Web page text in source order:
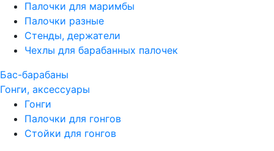
Палочки для маримбы
Палочки разные
Стенды, держатели
Чехлы для барабанных палочек
Бас-барабаны
Гонги, аксессуары
Гонги
Палочки для гонгов
Стойки для гонгов